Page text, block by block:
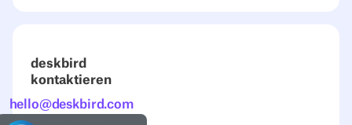
deskbird
kontaktieren
hello@deskbird.com